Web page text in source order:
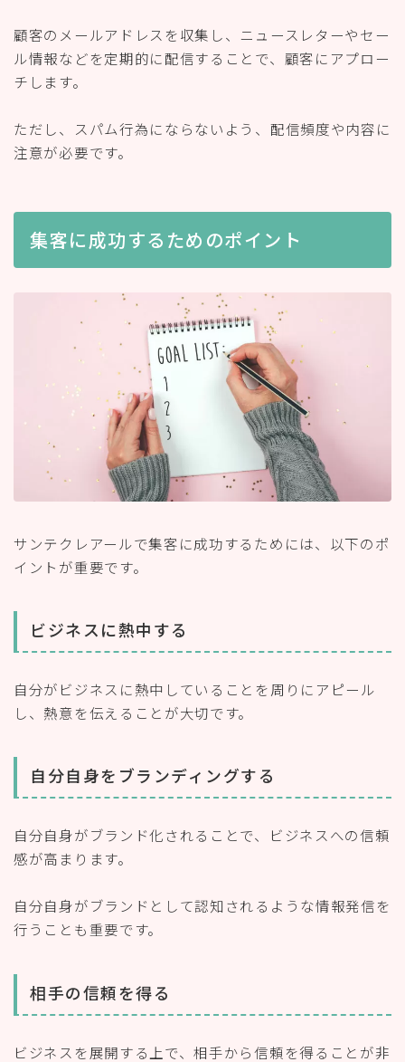
顧客のメールアドレスを収集し、ニュースレターやセー
ル情報などを定期的に配信することで、顧客にアプロー
チします。
ただし、スパム行為にならないよう、配信頻度や内容に
注意が必要です。
集客に成功するためのポイント
サンテクレアールで集客に成功するためには、以下のポ
イントが重要です。
ビジネスに熱中する
自分がビジネスに熱中していることを周りにアピール
し、熱意を伝えることが大切です。
自分自身をブランディングする
自分自身がブランド化されることで、ビジネスへの信頼
感が高まります。
自分自身がブランドとして認知されるような情報発信を
行うことも重要です。
相手の信頼を得る
ビジネスを展開する上で、相手から信頼を得ることが非